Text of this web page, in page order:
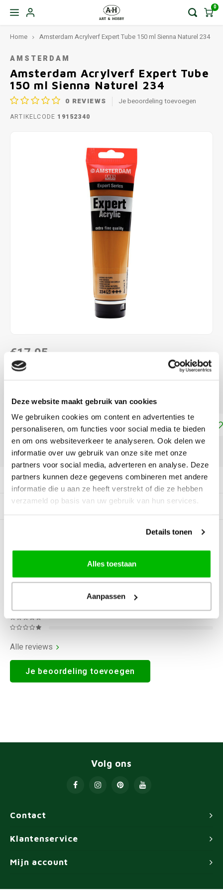
Deze website maakt gebruik van cookies
We gebruiken cookies om content en advertenties te
personaliseren, om functies voor social media te bieden
en om ons websiteverkeer te analyseren. Ook delen we
informatie over uw gebruik van onze site met onze
partners voor social media, adverteren en analyse. Deze
partners kunnen deze gegevens combineren met andere
informatie die u aan ze heeft verstrekt of die ze hebben
verzameld op basis van uw gebruik van hun services.
Details tonen
Alles toestaan
Aanpassen
0
Home Amsterdam Acrylverf Expert Tube 150 ml Sienna Naturel 234
AMSTERDAM
Amsterdam Acrylverf Expert Tube
150 ml Sienna Naturel 234
0 REVIEWS Je beoordeling toevoegen
ARTIKELCODE 19152340
€17,05
DIRECT LEVERBAAR
Sienna Naturel 234 Lees meer
Toevoegen aan winkelwagen
DELEN:
Productomschrijving
Gerelateerde producten
BEOORDELINGEN
Alle reviews
Je beoordeling toevoegen
Contact
Volg ons
Klantenservice
Mijn account